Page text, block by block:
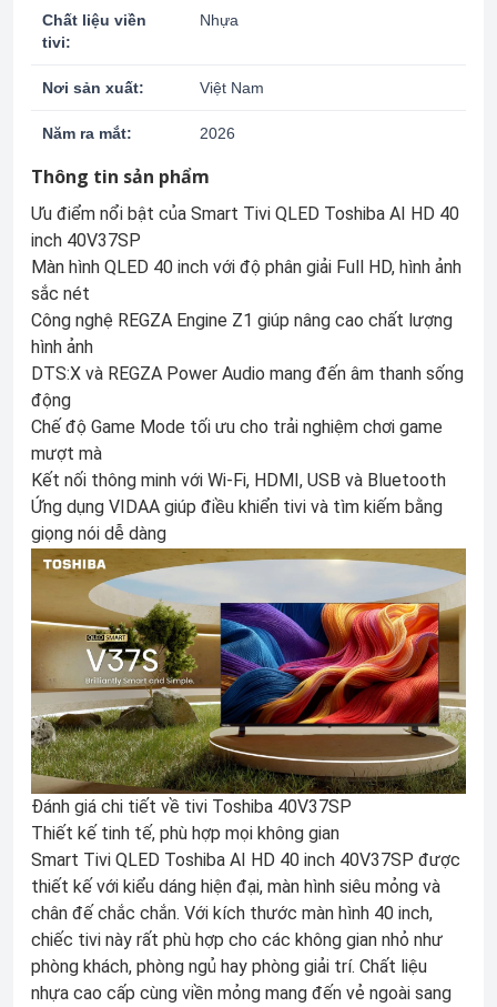
Chất liệu viền
tivi:
Nhựa
Nơi sản xuất: Việt Nam
Năm ra mắt: 2026
Thông tin sản phẩm
Ưu điểm nổi bật của Smart Tivi QLED Toshiba AI HD 40
inch 40V37SP
Màn hình QLED 40 inch với độ phân giải Full HD, hình ảnh
sắc nét
Công nghệ REGZA Engine Z1 giúp nâng cao chất lượng
hình ảnh
DTS:X và REGZA Power Audio mang đến âm thanh sống
động
Chế độ Game Mode tối ưu cho trải nghiệm chơi game
mượt mà
Kết nối thông minh với Wi-Fi, HDMI, USB và Bluetooth
Ứng dụng VIDAA giúp điều khiển tivi và tìm kiếm bằng
giọng nói dễ dàng
Đánh giá chi tiết về tivi Toshiba 40V37SP
Thiết kế tinh tế, phù hợp mọi không gian
Smart Tivi QLED Toshiba AI HD 40 inch 40V37SP được
thiết kế với kiểu dáng hiện đại, màn hình siêu mỏng và
chân đế chắc chắn. Với kích thước màn hình 40 inch,
chiếc tivi này rất phù hợp cho các không gian nhỏ như
phòng khách, phòng ngủ hay phòng giải trí. Chất liệu
nhựa cao cấp cùng viền mỏng mang đến vẻ ngoài sang